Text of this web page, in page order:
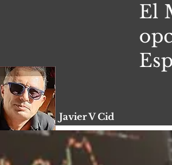
Javier V Cid
25/07/24
El